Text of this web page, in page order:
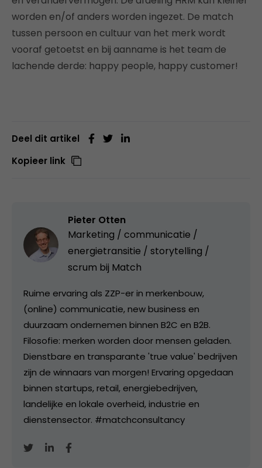
worden en/of anders worden ingezet. De match
tussen persoon en cultuur van het merk wordt
vooraf getoetst en bij aanname is het team de
lachende derde: happy people, happy customer!
Deel dit artikel
Kopieer link
Pieter Otten
Marketing / communicatie /
energietransitie / storytelling /
scrum bij Match
Ruime ervaring als ZZP-er in merkenbouw,
(online) communicatie, new business en
duurzaam ondernemen binnen B2C en B2B.
Filosofie: merken worden door mensen geladen.
Dienstbare en transparante 'true value' bedrijven
zijn de winnaars van morgen! Ervaring opgedaan
binnen startups, retail, energiebedrijven,
landelijke en lokale overheid, industrie en
dienstensector. #matchconsultancy